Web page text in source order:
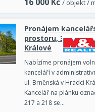
/ objekt /
Pronájem
prostoru, 38 m2,
Králové
Nabízíme pronájem
kanceláří v
ul. Brněnská v Hradci
Kancelář na plánku
217 a 218 se…